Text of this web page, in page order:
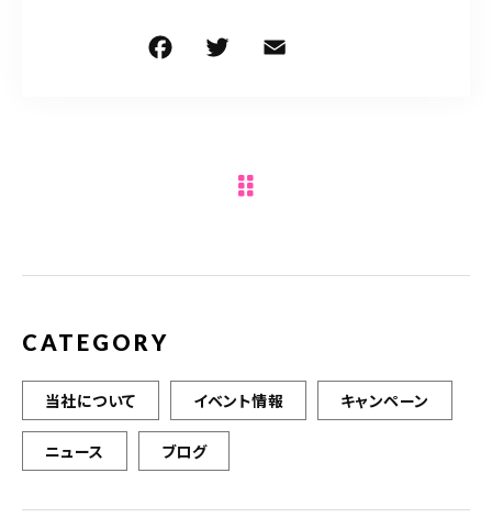
CATEGORY
当社について イベント情報 キャンペーン
ニュース ブログ